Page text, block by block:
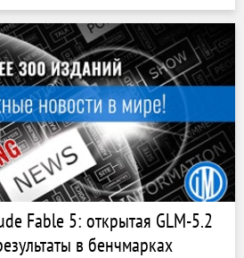
Fable 5: открытая GLM-5.2
в бенчмарках